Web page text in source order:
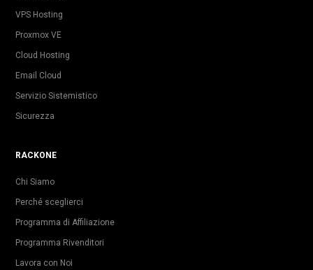
VPS Hosting
Proxmox VE
Cloud Hosting
Email Cloud
Servizio Sistemistico
Sicurezza
RACKONE
Chi Siamo
Perché sceglierci
Programma di Affiliazione
Programma Rivenditori
Lavora con Noi